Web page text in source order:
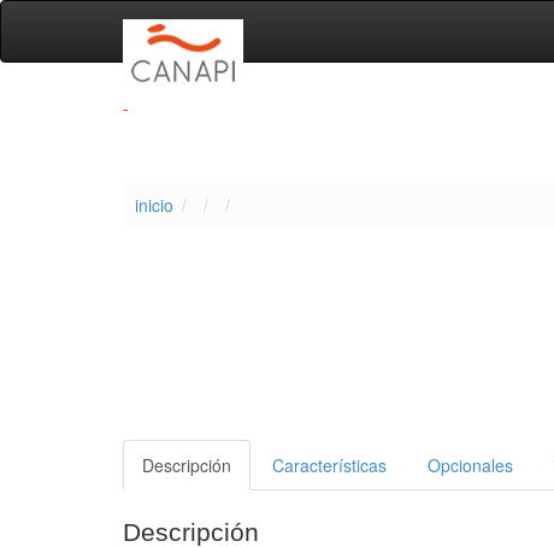
-
inicio
Descripción
Características Opcionales
Descripción